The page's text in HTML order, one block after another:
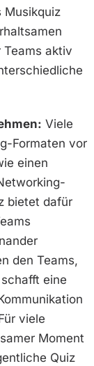
Musikquiz
Teams aktiv
Viele
Formaten vor
einen
bietet dafür
den Teams,
eine
viele
Moment
Quiz